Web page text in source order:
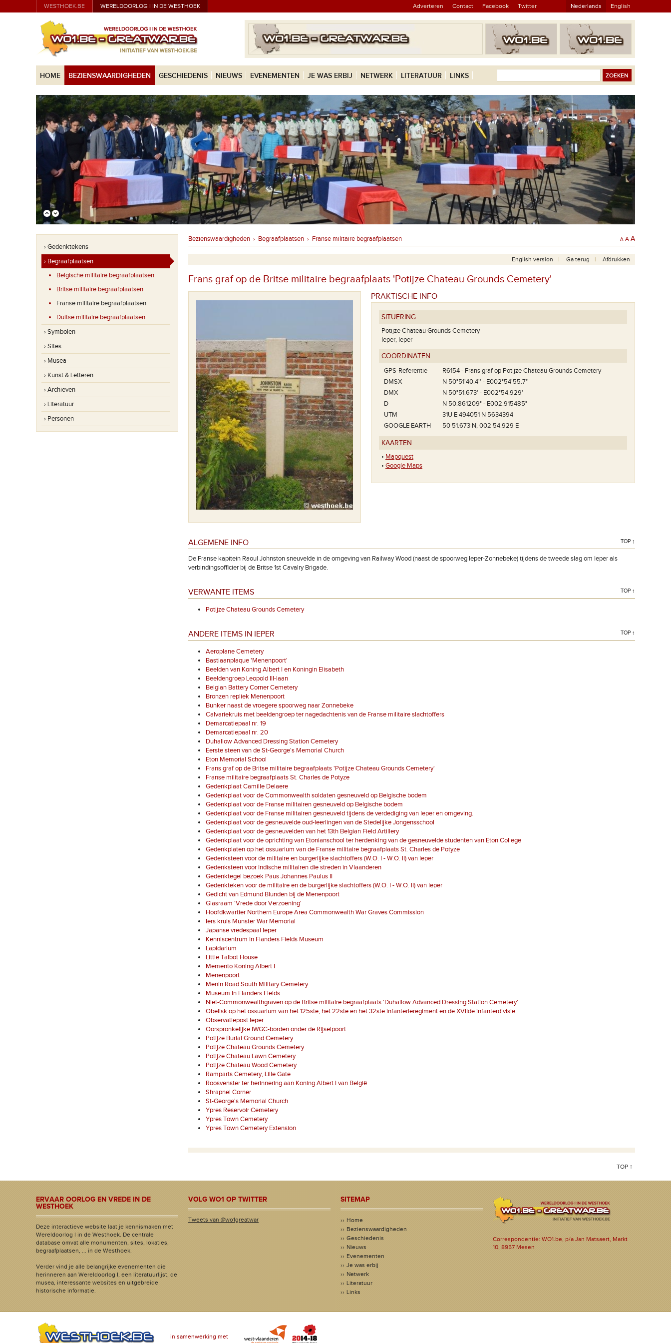
WESTHOEK.BE WERELDOORLOG I IN DE WESTHOEK Adverteren Contact Facebook Twitter Nederlands English
HOME BEZIENSWAARDIGHEDEN GESCHIEDENIS NIEUWS EVENEMENTEN JE WAS ERBIJ NETWERK LITERATUUR LINKS
› Gedenktekens
› Begraafplaatsen
Belgische militaire begraafplaatsen
Britse militaire begraafplaatsen
Franse militaire begraafplaatsen
Duitse militaire begraafplaatsen
› Symbolen
› Sites
› Musea
› Kunst & Letteren
› Archieven
› Literatuur
› Personen
Bezienswaardigheden › Begraafplaatsen › Franse militaire begraafplaatsen A A A
English version Ga terug Afdrukken
Frans graf op de Britse militaire begraafplaats 'Potijze Chateau Grounds Cemetery'
PRAKTISCHE INFO
SITUERING
Potijze Chateau Grounds Cemetery
Ieper, Ieper
COÖRDINATEN
GPS-Referentie
R6154 - Frans graf op Potijze Chateau Grounds Cemetery
DMSX
N 50°51'40.4'' - E002°54'55.7''
DMX
N 50°51.673' - E002°54.929'
D
N 50.861209° - E002.915485°
UTM
31U E 494051 N 5634394
GOOGLE EARTH
50 51.673 N, 002 54.929 E
KAARTEN
• Mapquest
• Google Maps
ALGEMENE INFO TOP ↑
De Franse kapitein Raoul Johnston sneuvelde in de omgeving van Railway Wood (naast de spoorweg Ieper-Zonnebeke) tijdens de tweede slag om Ieper als
verbindingsofficier bij de Britse 1st Cavalry Brigade.
VERWANTE ITEMS TOP ↑
Potijze Chateau Grounds Cemetery
ANDERE ITEMS IN IEPER TOP ↑
Aeroplane Cemetery
Bastiaanplaque 'Menenpoort'
Beelden van Koning Albert I en Koningin Elisabeth
Beeldengroep Leopold III-laan
Belgian Battery Corner Cemetery
Bronzen repliek Menenpoort
Bunker naast de vroegere spoorweg naar Zonnebeke
Calvariekruis met beeldengroep ter nagedachtenis van de Franse militaire slachtoffers
Demarcatiepaal nr. 19
Demarcatiepaal nr. 20
Duhallow Advanced Dressing Station Cemetery
Eerste steen van de St-George's Memorial Church
Eton Memorial School
Frans graf op de Britse militaire begraafplaats 'Potijze Chateau Grounds Cemetery'
Franse militaire begraafplaats St. Charles de Potyze
Gedenkplaat Camille Delaere
Gedenkplaat voor de Commonwealth soldaten gesneuveld op Belgische bodem
Gedenkplaat voor de Franse militairen gesneuveld op Belgische bodem
Gedenkplaat voor de Franse militairen gesneuveld tijdens de verdediging van Ieper en omgeving.
Gedenkplaat voor de gesneuvelde oud-leerlingen van de Stedelijke Jongensschool
Gedenkplaat voor de gesneuvelden van het 13th Belgian Field Artillery
Gedenkplaat voor de oprichting van Etonianschool ter herdenking van de gesneuvelde studenten van Eton College
Gedenkplaten op het ossuarium van de Franse militaire begraafplaats St. Charles de Potyze
Gedenksteen voor de militaire en burgerlijke slachtoffers (W.O. I - W.O. II) van Ieper
Gedenksteen voor Indische militairen die streden in Vlaanderen
Gedenktegel bezoek Paus Johannes Paulus II
Gedenkteken voor de militaire en de burgerlijke slachtoffers (W.O. I - W.O. II) van Ieper
Gedicht van Edmund Blunden bij de Menenpoort
Glasraam 'Vrede door Verzoening'
Hoofdkwartier Northern Europe Area Commonwealth War Graves Commission
Iers kruis Munster War Memorial
Japanse vredespaal Ieper
Kenniscentrum In Flanders Fields Museum
Lapidarium
Little Talbot House
Memento Koning Albert I
Menenpoort
Menin Road South Military Cemetery
Museum In Flanders Fields
Niet-Commonwealthgraven op de Britse militaire begraafplaats 'Duhallow Advanced Dressing Station Cemetery'
Obelisk op het ossuarium van het 125ste, het 22ste en het 32ste infanterieregiment en de XVIIde infanterdivisie
Observatiepost Ieper
Oorspronkelijke IWGC-borden onder de Rijselpoort
Potijze Burial Ground Cemetery
Potijze Chateau Grounds Cemetery
Potijze Chateau Lawn Cemetery
Potijze Chateau Wood Cemetery
Ramparts Cemetery, Lille Gate
Roosvenster ter herinnering aan Koning Albert I van België
Shrapnel Corner
St-George's Memorial Church
Ypres Reservoir Cemetery
Ypres Town Cemetery
Ypres Town Cemetery Extension
TOP ↑
ERVAAR OORLOG EN VREDE IN DE
WESTHOEK
Deze interactieve website laat je kennismaken met
Wereldoorlog I in de Westhoek. De centrale
database omvat alle monumenten, sites, lokaties,
begraafplaatsen, ... in de Westhoek.
Verder vind je alle belangrijke evenementen die
herinneren aan Wereldoorlog I, een literatuurlijst, de
musea, interessante websites en uitgebreide
historische informatie.
VOLG WO1 OP TWITTER
Tweets van @wo1greatwar
SITEMAP
Home
Bezienswaardigheden
Geschiedenis
Nieuws
Evenementen
Je was erbij
Netwerk
Literatuur
Links
Correspondentie: WO1.be, p/a Jan Matsaert, Markt
10, 8957 Mesen
in samenwerking met